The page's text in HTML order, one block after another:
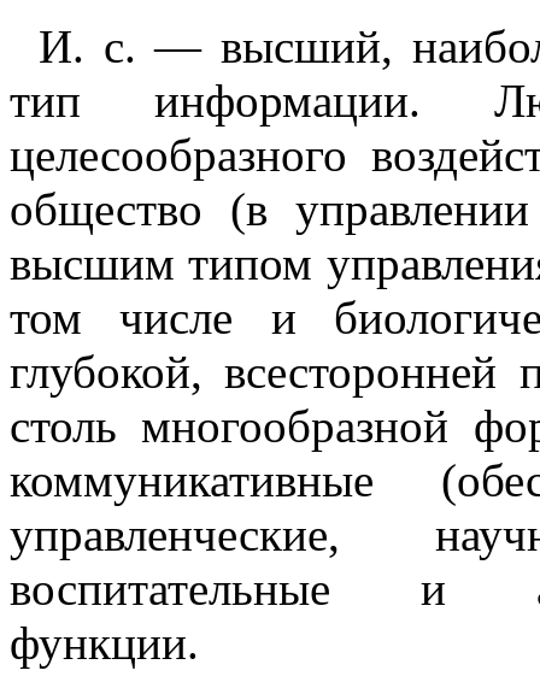
И. с. — высший,
тип информации.
целесообразного
общество (в
высшим типом
том числе и
глубокой, всесторонней
столь многообразной
коммуникативные
управленческие,
воспитательные и
функции.